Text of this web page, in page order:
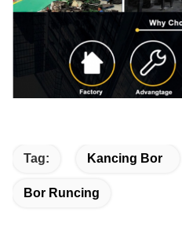
Tag: Kancing Bor
Bor Runcing